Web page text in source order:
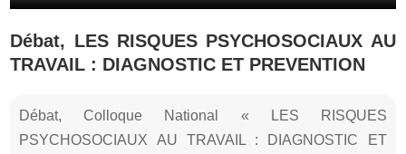
Débat, LES RISQUES PSYCHOSOCIAUX AU
TRAVAIL : DIAGNOSTIC ET PREVENTION
Débat, Colloque National « LES RISQUES
PSYCHOSOCIAUX AU TRAVAIL : DIAGNOSTIC ET